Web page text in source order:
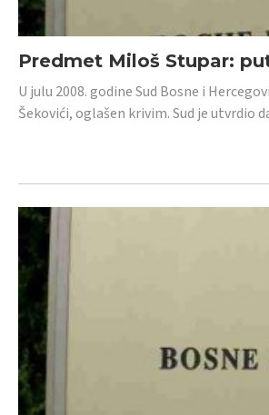
Predmet Miloš Stupar:
U julu 2008. godine Sud Bosne i
Šekovići, oglašen krivim. Sud je utvrdio